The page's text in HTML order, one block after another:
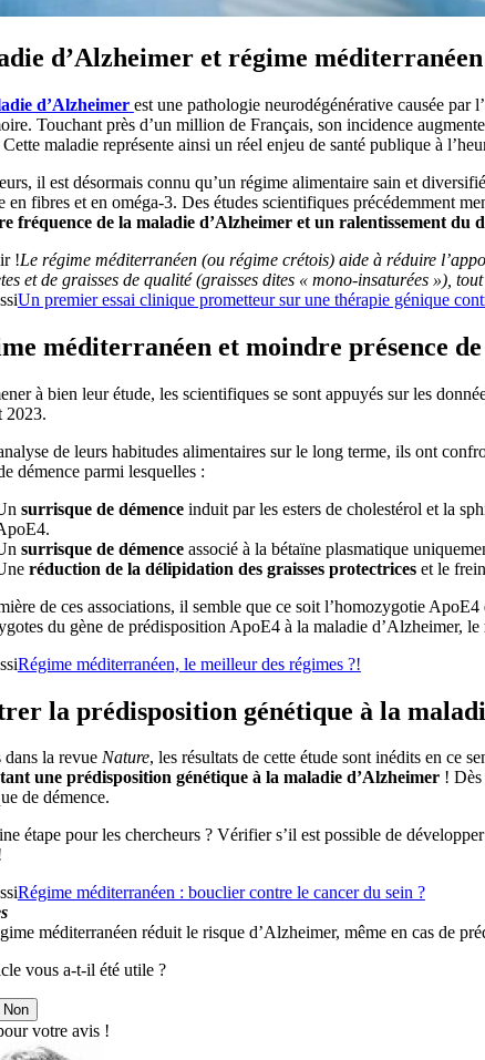
d’Alzheimer et régime méditerranéen
d’Alzheimer est une pathologie neurodégénérative causée par
Touchant près d’un million de Français, son incidence
maladie représente ainsi un réel enjeu de santé publique à
il est désormais connu qu’un régime alimentaire sain et
en fibres et en oméga-3. Des études scientifiques précédemment
fréquence de la maladie d’Alzheimer et un ralentissement du
!Le régime méditerranéen (ou régime crétois) aide à réduire
et de graisses de qualité (graisses dites « mono-insaturées »),
Un premier essai clinique prometteur sur une thérapie génique
méditerranéen et moindre présence
à bien leur étude, les scientifiques se sont appuyés sur les
2023.
de leurs habitudes alimentaires sur le long terme, ils ont
démence parmi lesquelles :
surrisque de démenceinduit par les esters de cholestérol et la
surrisque de démenceassocié à la bétaïne plasmatique
réduction de la délipidation des graisses protectriceset le
de ces associations, il semble que ce soit l’homozygotie
du gène de prédisposition ApoE4 à la maladie d’Alzheimer, le
Régime méditerranéen, le meilleur des régimes ?!
la prédisposition génétique à la
dans la revue Nature, les résultats de cette étude sont inédits en ce
une prédisposition génétique à la maladie d’Alzheimer! Dès
de démence.
étape pour les chercheurs ? Vérifier s’il est possible de
Régime méditerranéen : bouclier contre le cancer du sein ?
méditerranéen réduit le risque d’Alzheimer, même en cas de
vous a-t-il été utile ?
Non
votre avis !